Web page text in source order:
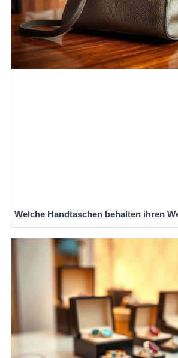
Welche Handtaschen behalten ihren